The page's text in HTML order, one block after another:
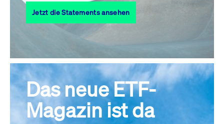
31
Alle Events
Jetzt die Statements ansehen
Das neue ETF-
Magazin ist da